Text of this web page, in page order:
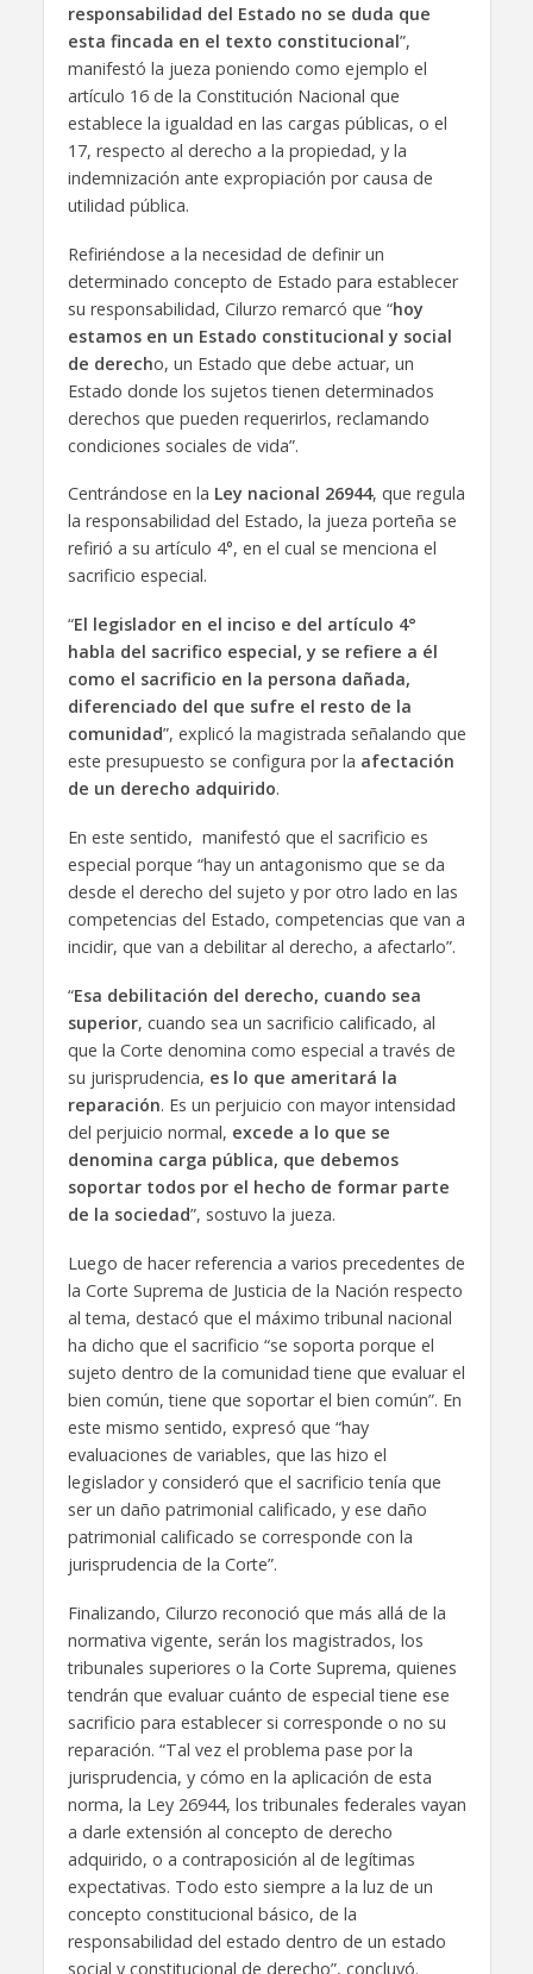
responsabilidad del Estado no se duda que
esta fincada en el texto constitucional”,
manifestó la jueza poniendo como ejemplo el
artículo 16 de la Constitución Nacional que
establece la igualdad en las cargas públicas, o el
17, respecto al derecho a la propiedad, y la
indemnización ante expropiación por causa de
utilidad pública.
Refiriéndose a la necesidad de definir un
determinado concepto de Estado para establecer
su responsabilidad, Cilurzo remarcó que “hoy
estamos en un Estado constitucional y social
de derecho, un Estado que debe actuar, un
Estado donde los sujetos tienen determinados
derechos que pueden requerirlos, reclamando
condiciones sociales de vida”.
Centrándose en la Ley nacional 26944, que regula
la responsabilidad del Estado, la jueza porteña se
refirió a su artículo 4°, en el cual se menciona el
sacrificio especial.
“El legislador en el inciso e del artículo 4°
habla del sacrifico especial, y se refiere a él
como el sacrificio en la persona dañada,
diferenciado del que sufre el resto de la
comunidad”, explicó la magistrada señalando que
este presupuesto se configura por la afectación
de un derecho adquirido.
En este sentido, manifestó que el sacrificio es
especial porque “hay un antagonismo que se da
desde el derecho del sujeto y por otro lado en las
competencias del Estado, competencias que van a
incidir, que van a debilitar al derecho, a afectarlo”.
“Esa debilitación del derecho, cuando sea
superior, cuando sea un sacrificio calificado, al
que la Corte denomina como especial a través de
su jurisprudencia, es lo que ameritará la
reparación. Es un perjuicio con mayor intensidad
del perjuicio normal, excede a lo que se
denomina carga pública, que debemos
soportar todos por el hecho de formar parte
de la sociedad”, sostuvo la jueza.
Luego de hacer referencia a varios precedentes de
la Corte Suprema de Justicia de la Nación respecto
al tema, destacó que el máximo tribunal nacional
ha dicho que el sacrificio “se soporta porque el
sujeto dentro de la comunidad tiene que evaluar el
bien común, tiene que soportar el bien común”. En
este mismo sentido, expresó que “hay
evaluaciones de variables, que las hizo el
legislador y consideró que el sacrificio tenía que
ser un daño patrimonial calificado, y ese daño
patrimonial calificado se corresponde con la
jurisprudencia de la Corte”.
Finalizando, Cilurzo reconoció que más allá de la
normativa vigente, serán los magistrados, los
tribunales superiores o la Corte Suprema, quienes
tendrán que evaluar cuánto de especial tiene ese
sacrificio para establecer si corresponde o no su
reparación. “Tal vez el problema pase por la
jurisprudencia, y cómo en la aplicación de esta
norma, la Ley 26944, los tribunales federales vayan
a darle extensión al concepto de derecho
adquirido, o a contraposición al de legítimas
expectativas. Todo esto siempre a la luz de un
concepto constitucional básico, de la
responsabilidad del estado dentro de un estado
social y constitucional de derecho”, concluyó.